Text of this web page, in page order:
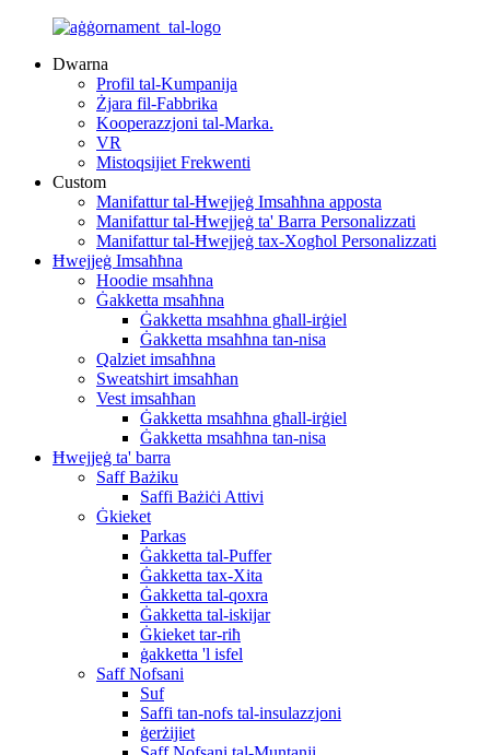
Dwarna
Profil tal-Kumpanija
Żjara fil-Fabbrika
Kooperazzjoni tal-Marka.
VR
Mistoqsijiet Frekwenti
Custom
Manifattur tal-Ħwejjeġ Imsaħħna apposta
Manifattur tal-Ħwejjeġ ta' Barra Personalizzati
Manifattur tal-Ħwejjeġ tax-Xogħol Personalizzati
Ħwejjeġ Imsaħħna
Hoodie msaħħna
Ġakketta msaħħna
Ġakketta msaħħna għall-irġiel
Ġakketta msaħħna tan-nisa
Qalziet imsaħħna
Sweatshirt imsaħħan
Vest imsaħħan
Ġakketta msaħħna għall-irġiel
Ġakketta msaħħna tan-nisa
Ħwejjeġ ta' barra
Saff Bażiku
Saffi Bażiċi Attivi
Ġkieket
Parkas
Ġakketta tal-Puffer
Ġakketta tax-Xita
Ġakketta tal-qoxra
Ġakketta tal-iskijar
Ġkieket tar-riħ
ġakketta 'l isfel
Saff Nofsani
Suf
Saffi tan-nofs tal-insulazzjoni
ġerżijiet